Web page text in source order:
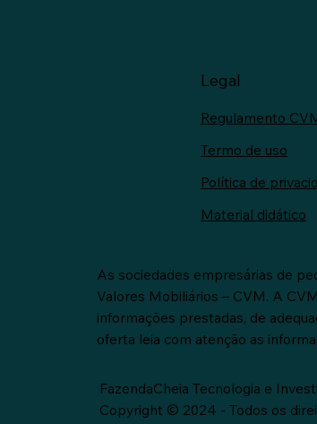
FazendaCheia Tecnologia e
Copyright © 2024 - Todos os
As sociedades empresárias de
Valores Mobiliários – CVM. A
informações prestadas, de
oferta leia com atenção as
Legal
Regulamento
Termo de uso
Política de
Material didático